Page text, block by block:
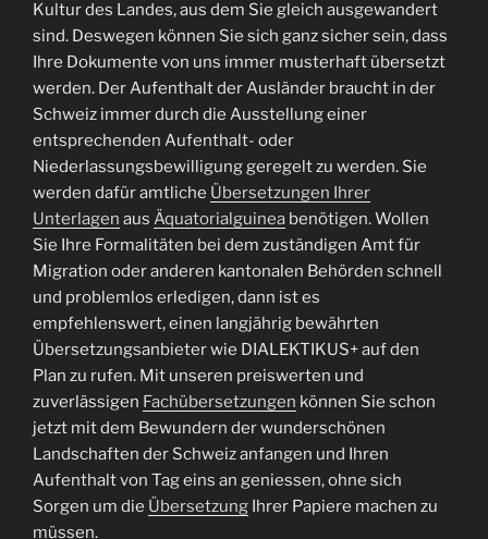
Kultur des Landes, aus dem Sie gleich ausgewandert
sind. Deswegen können Sie sich ganz sicher sein, dass
Ihre Dokumente von uns immer musterhaft übersetzt
werden. Der Aufenthalt der Ausländer braucht in der
Schweiz immer durch die Ausstellung einer
entsprechenden Aufenthalt- oder
Niederlassungsbewilligung geregelt zu werden. Sie
werden dafür amtliche Übersetzungen Ihrer
Unterlagen aus Äquatorialguinea benötigen. Wollen
Sie Ihre Formalitäten bei dem zuständigen Amt für
Migration oder anderen kantonalen Behörden schnell
und problemlos erledigen, dann ist es
empfehlenswert, einen langjährig bewährten
Übersetzungsanbieter wie DIALEKTIKUS+ auf den
Plan zu rufen. Mit unseren preiswerten und
zuverlässigen Fachübersetzungen können Sie schon
jetzt mit dem Bewundern der wunderschönen
Landschaften der Schweiz anfangen und Ihren
Aufenthalt von Tag eins an geniessen, ohne sich
Sorgen um die Übersetzung Ihrer Papiere machen zu
müssen.